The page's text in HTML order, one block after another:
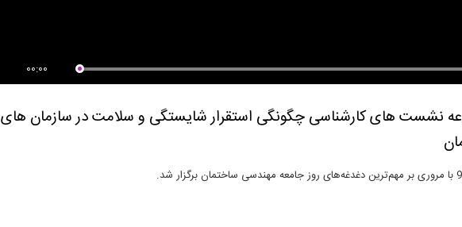
00:00
نشست های کارشناسی چگونگی استقرار شایستگی و سلامت در سازمان های